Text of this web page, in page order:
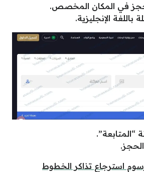
في المكان المخصص.
باللغة الإنجليزية.
“المتابعة”.
استرجاع تذاكر الخطوط